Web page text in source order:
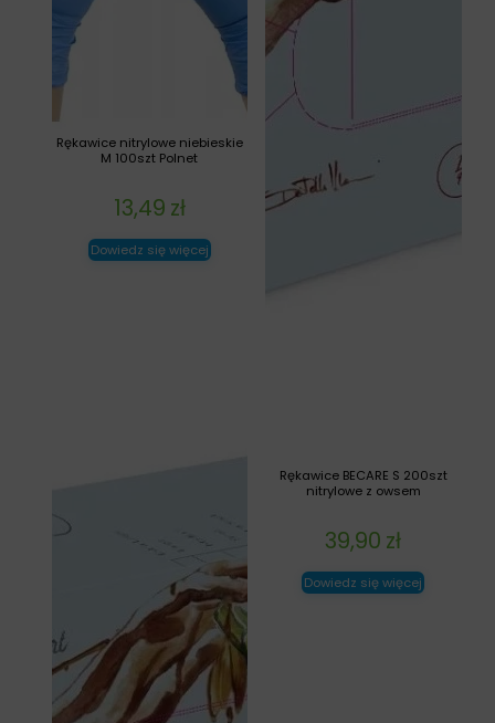
Rękawice BECARE S 200szt
nitrylowe z owsem
39,90 zł
Dowiedz się więcej
Rękawice nitrylowe niebieskie
M 100szt Polnet
13,49 zł
Dowiedz się więcej